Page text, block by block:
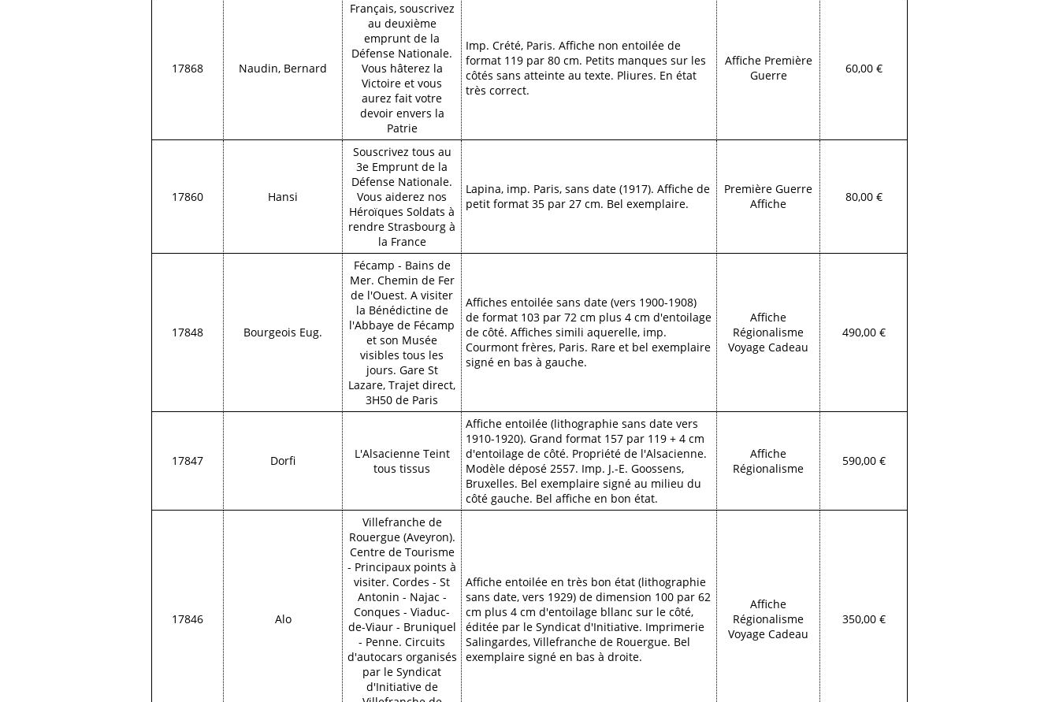
17868 Naudin, Bernard
Français, souscrivez
au deuxième
emprunt de la
Défense Nationale.
Vous hâterez la
Victoire et vous
aurez fait votre
devoir envers la
Patrie
Imp. Crété, Paris. Affiche non entoilée de
format 119 par 80 cm. Petits manques sur les
côtés sans atteinte au texte. Pliures. En état
très correct.
Affiche Première
Guerre
60,00 €
17860 Hansi
Souscrivez tous au
3e Emprunt de la
Défense Nationale.
Vous aiderez nos
Héroïques Soldats à
rendre Strasbourg à
la France
Lapina, imp. Paris, sans date (1917). Affiche de
petit format 35 par 27 cm. Bel exemplaire.
Première Guerre
Affiche
80,00 €
17848 Bourgeois Eug.
Fécamp - Bains de
Mer. Chemin de Fer
de l'Ouest. A visiter
la Bénédictine de
l'Abbaye de Fécamp
et son Musée
visibles tous les
jours. Gare St
Lazare, Trajet direct,
3H50 de Paris
Affiches entoilée sans date (vers 1900-1908)
de format 103 par 72 cm plus 4 cm d'entoilage
de côté. Affiches simili aquerelle, imp.
Courmont frères, Paris. Rare et bel exemplaire
signé en bas à gauche.
Affiche
Régionalisme
Voyage Cadeau
490,00 €
17847 Dorfi
L'Alsacienne Teint
tous tissus
Affiche entoilée (lithographie sans date vers
1910-1920). Grand format 157 par 119 + 4 cm
d'entoilage de côté. Propriété de l'Alsacienne.
Modèle déposé 2557. Imp. J.-E. Goossens,
Bruxelles. Bel exemplaire signé au milieu du
côté gauche. Bel affiche en bon état.
Affiche
Régionalisme
590,00 €
17846 Alo
Villefranche de
Rouergue (Aveyron).
Centre de Tourisme
- Principaux points à
visiter. Cordes - St
Antonin - Najac -
Conques - Viaduc-
de-Viaur - Bruniquel
- Penne. Circuits
d'autocars organisés
par le Syndicat
d'Initiative de
Affiche entoilée en très bon état (lithographie
sans date, vers 1929) de dimension 100 par 62
cm plus 4 cm d'entoilage bllanc sur le côté,
éditée par le Syndicat d'Initiative. Imprimerie
Salingardes, Villefranche de Rouergue. Bel
exemplaire signé en bas à droite.
Affiche
Régionalisme
Voyage Cadeau
350,00 €